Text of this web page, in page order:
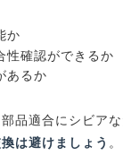
か
性確認ができるか
あるか
品適合にシビアな
は避けましょう 。